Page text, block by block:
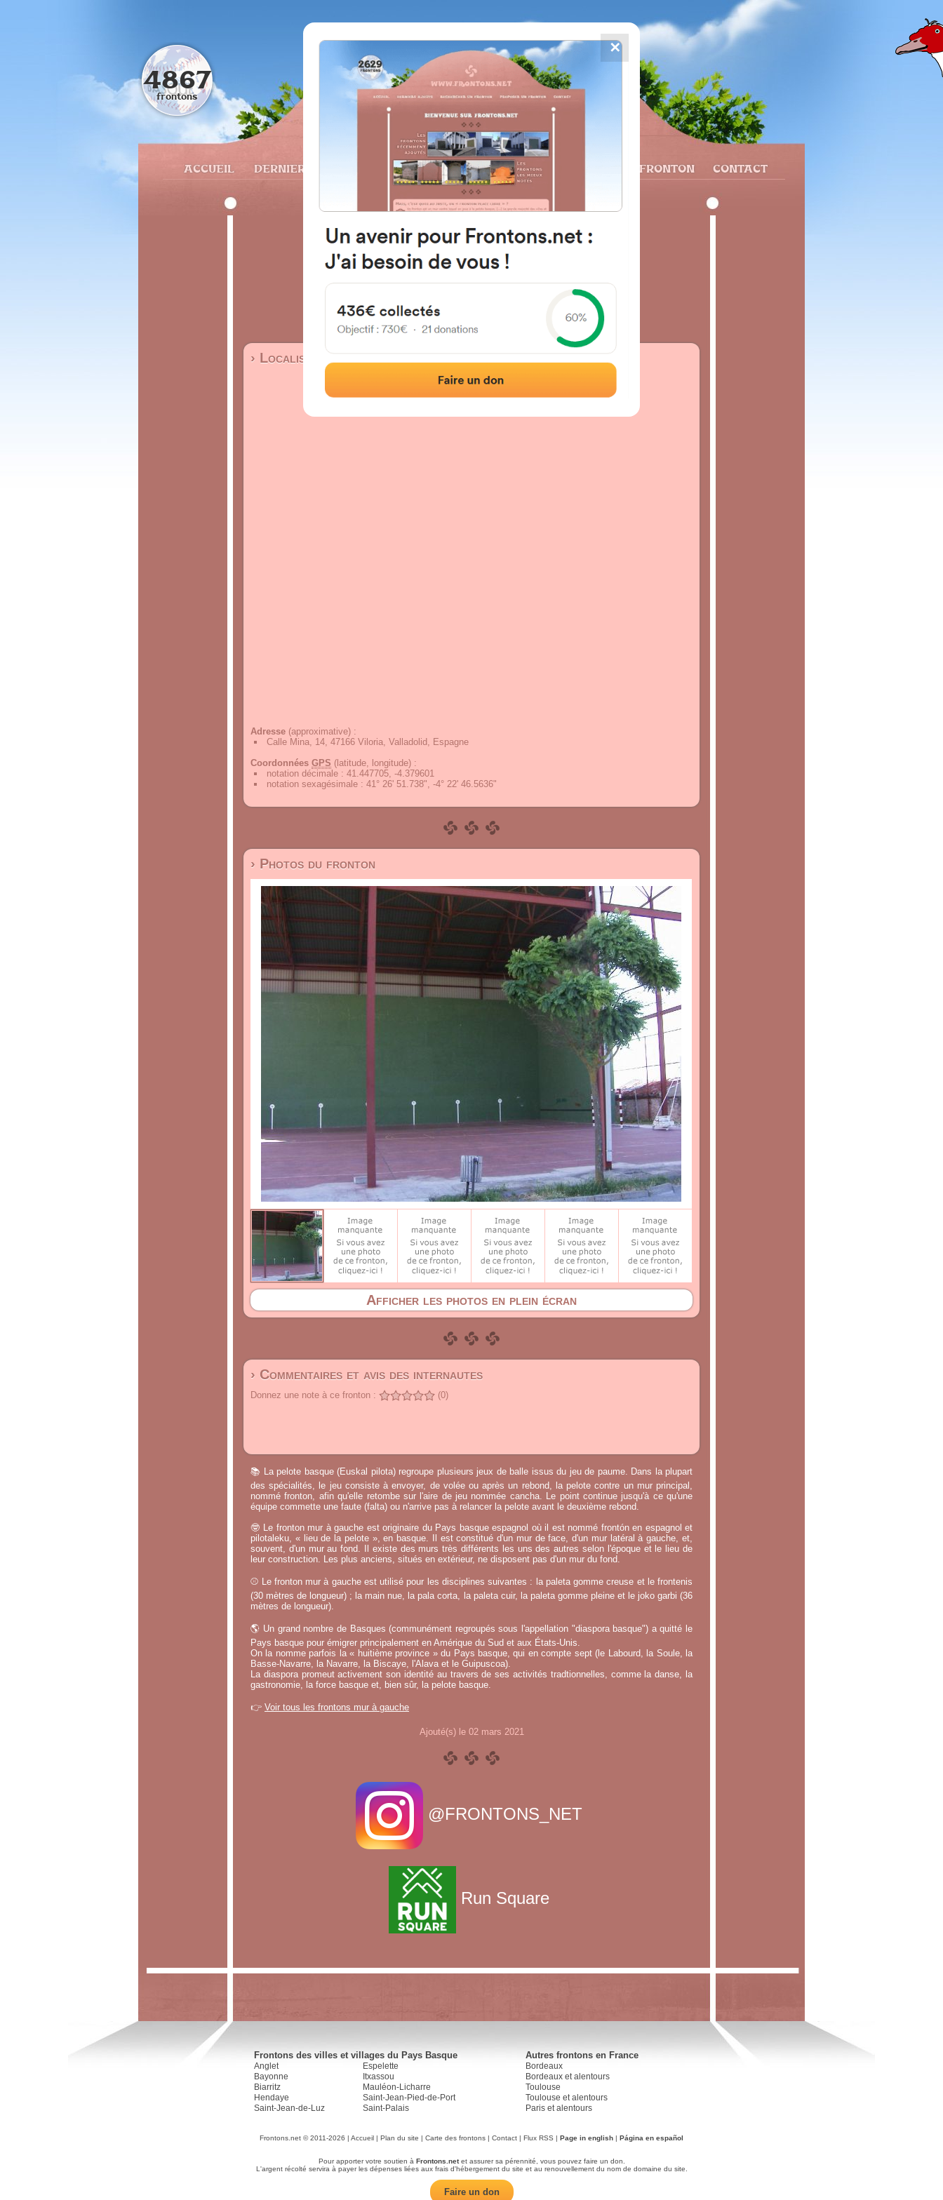
FRONTONS.NET
ACCUEIL DERNIERS AJOUTS RECHERCHER UN FRONTON PROPOSER UN FRONTON CONTACT
4867
frontons
47166 Viloria, Valladolid Espagne
Calle Mina 14
#3739
Localisation|Photos|Commentaires et avis
› Localisation du fronton
Adresse (approximative) :
Calle Mina, 14, 47166 Viloria, Valladolid, Espagne
Coordonnées GPS (latitude, longitude) :
notation décimale : 41.447705, -4.379601
notation sexagésimale : 41° 26' 51.738", -4° 22' 46.5636"
› Photos du fronton
Afficher les photos en plein écran
› Commentaires et avis des internautes
Donnez une note à ce fronton : (0)
📚 La pelote basque (Euskal pilota) regroupe plusieurs jeux de balle issus du jeu de paume. Dans la plupart
des spécialités, le jeu consiste à envoyer, de volée ou après un rebond, la pelote contre un mur principal,
nommé fronton, afin qu'elle retombe sur l'aire de jeu nommée cancha. Le point continue jusqu'à ce qu'une
équipe commette une faute (falta) ou n'arrive pas à relancer la pelote avant le deuxième rebond.
🤓 Le fronton mur à gauche est originaire du Pays basque espagnol où il est nommé frontón en espagnol et
pilotaleku, « lieu de la pelote », en basque. Il est constitué d'un mur de face, d'un mur latéral à gauche, et,
souvent, d'un mur au fond. Il existe des murs très différents les uns des autres selon l'époque et le lieu de
leur construction. Les plus anciens, situés en extérieur, ne disposent pas d'un mur du fond.
⚾ Le fronton mur à gauche est utilisé pour les disciplines suivantes : la paleta gomme creuse et le frontenis
(30 mètres de longueur) ; la main nue, la pala corta, la paleta cuir, la paleta gomme pleine et le joko garbi (36
mètres de longueur).
🌎 Un grand nombre de Basques (communément regroupés sous l'appellation "diaspora basque") a quitté le
Pays basque pour émigrer principalement en Amérique du Sud et aux États-Unis.
On la nomme parfois la « huitième province » du Pays basque, qui en compte sept (le Labourd, la Soule, la
Basse-Navarre, la Navarre, la Biscaye, l'Alava et le Guipuscoa).
La diaspora promeut activement son identité au travers de ses activités tradtionnelles, comme la danse, la
gastronomie, la force basque et, bien sûr, la pelote basque.
👉 Voir tous les frontons mur à gauche
Ajouté(s) le 02 mars 2021
@FRONTONS_NET
Run Square
Frontons des villes et villages du Pays Basque
Anglet
Bayonne
Biarritz
Hendaye
Saint-Jean-de-Luz
Espelette
Itxassou
Mauléon-Licharre
Saint-Jean-Pied-de-Port
Saint-Palais
Autres frontons en France
Bordeaux
Bordeaux et alentours
Toulouse
Toulouse et alentours
Paris et alentours
Frontons.net © 2011-2026 | Accueil | Plan du site | Carte des frontons | Contact | Flux RSS | Page in english | Página en español
Pour apporter votre soutien à Frontons.netet assurer sa pérennité, vous pouvez faire un don.
L'argent récolté servira à payer les dépenses liées aux frais d'hébergement du site et au renouvellement du nom de domaine du site.
Faire un don
✕